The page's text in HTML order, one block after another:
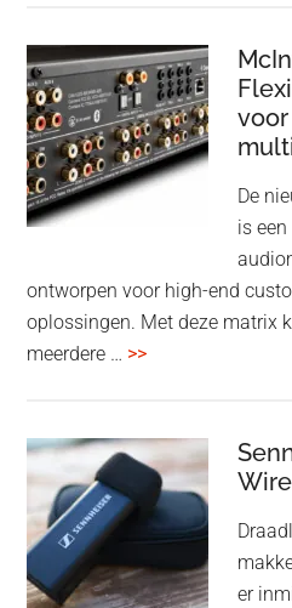
Adaptive
noise
cancelling
De
is
ontworpen voor high-end
oplossingen. Met deze matrix
meerdere … >>overMcIntosh
audiomatrix
voor
high-
end
multiroom
er